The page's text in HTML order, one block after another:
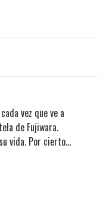
vez que ve a
de Fujiwara.
vida. Por cierto...